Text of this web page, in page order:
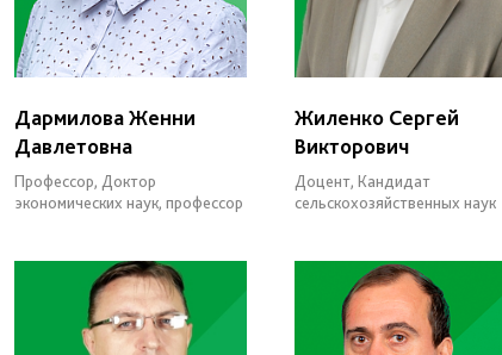
Дармилова Женни
Давлетовна
Профессор, Доктор
экономических наук, профессор
Жиленко Сергей
Викторович
Доцент, Кандидат
сельскохозяйственных наук